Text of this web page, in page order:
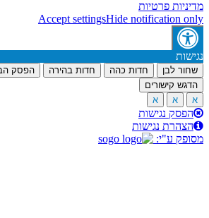
פרטיות
Accept settings Hide notification
לבן חדות כהה חדות בהירה הפסק
קישורים
א
א
נגישות
נגישות
ע"י: